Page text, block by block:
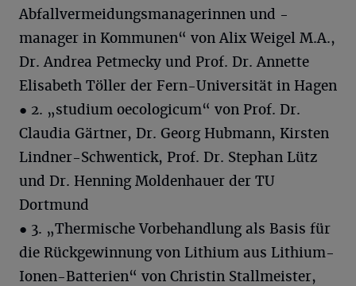
Abfallvermeidungsmanagerinnen und -
manager in Kommunen“ von Alix Weigel M.A.,
Dr. Andrea Petmecky und Prof. Dr. Annette
Elisabeth Töller der Fern-Universität in Hagen
● 2. „studium oecologicum“ von Prof. Dr.
Claudia Gärtner, Dr. Georg Hubmann, Kirsten
Lindner-Schwentick, Prof. Dr. Stephan Lütz
und Dr. Henning Moldenhauer der TU
Dortmund
● 3. „Thermische Vorbehandlung als Basis für
die Rückgewinnung von Lithium aus Lithium-
Ionen-Batterien“ von Christin Stallmeister,